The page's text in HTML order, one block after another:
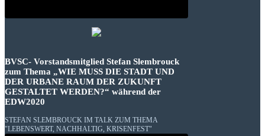
BVSC- Vorstandsmitglied Stefan Slembrouck
zum Thema „WIE MUSS DIE STADT UND
DER URBANE RAUM DER ZUKUNFT
GESTALTET WERDEN?“ während der
EDW2020
STEFAN SLEMBROUCK IM TALK ZUM THEMA
"LEBENSWERT, NACHHALTIG, KRISENFEST"